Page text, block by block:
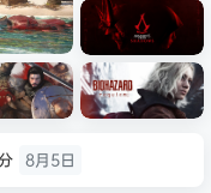
《识质存
在/PRAG
MATA》
免安装中
文版
《乐高蝙
蝠侠：黑
暗骑士之
点积分
8月4日